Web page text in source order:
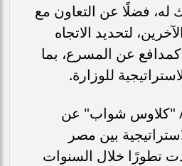
فضلًا عن التعاون مع
لتحديد الاتجاه
كمدافع عن المسرع، بما
للوزارة.
"كلاوس شواب" عن
بين مصر
تطورًا خلال السنوات